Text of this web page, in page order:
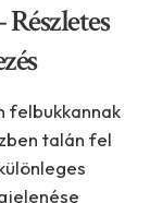
felbukkannak
talán fel